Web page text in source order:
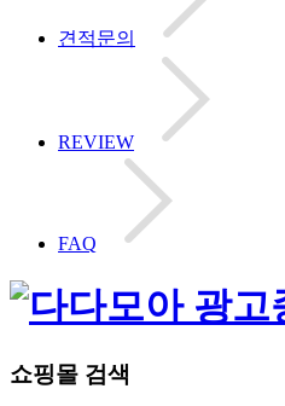
견적문의
REVIEW
FAQ
쇼핑몰 검색